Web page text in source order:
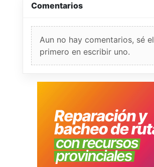
Comentarios
Aun no hay comentarios, sé el
primero en escribir uno.